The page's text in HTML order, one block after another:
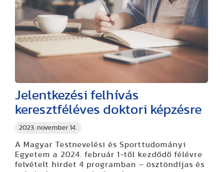
2023. november 14.
Jelentkezési felhívás
keresztféléves doktori képzésre
A Magyar Testnevelési és Sporttudományi
Egyetem a 2024. február 1-től kezdődő félévre
felvételt hirdet 4 programban – ösztöndíjas és